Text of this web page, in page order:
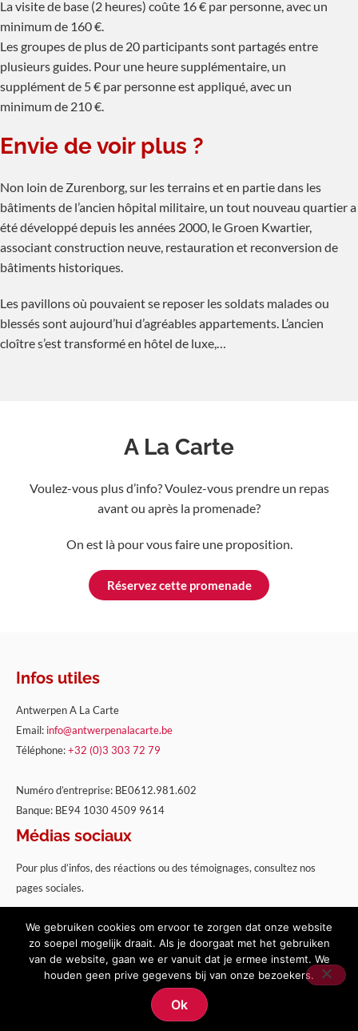
La visite de base (2 heures) coûte 16 € par personne, avec un
minimum de 160 €.
Les groupes de plus de 20 participants sont partagés entre
plusieurs guides. Pour une heure supplémentaire, un
supplément de 5 € par personne est appliqué, avec un
minimum de 210 €.
Envie de voir plus ?
Non loin de Zurenborg, sur les terrains et en partie dans les
bâtiments de l’ancien hôpital militaire, un tout nouveau quartier a
été développé depuis les années 2000, le Groen Kwartier,
associant construction neuve, restauration et reconversion de
bâtiments historiques.
Les pavillons où pouvaient se reposer les soldats malades ou
blessés sont aujourd’hui d’agréables appartements. L’ancien
cloître s’est transformé en hôtel de luxe,…
A La Carte
Voulez-vous plus d’info? Voulez-vous prendre un repas
avant ou après la promenade?
On est là pour vous faire une proposition.
Réservez cette promenade
Infos utiles
Antwerpen A La Carte
Email: info@antwerpenalacarte.be
Téléphone:+32 (0)3 303 72 79
Numéro d’entreprise: BE0612.981.602
Banque: BE94 1030 4509 9614
Médias sociaux
Pour plus d’infos, des réactions ou des témoignages, consultez nos
pages sociales.
Copyright 2026 Antwerpen à la Carte |
| Site réalisé par
We gebruiken cookies om ervoor te zorgen dat onze website
zo soepel mogelijk draait. Als je doorgaat met het gebruiken
van de website, gaan we er vanuit dat je ermee instemt. We
houden geen prive gegevens bij van onze bezoekers.
Ok